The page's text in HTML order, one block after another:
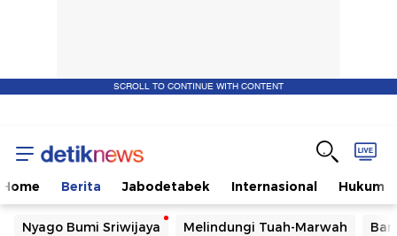
SCROLL TO CONTINUE WITH CONTENT
Home Berita Jabodetabek Internasional Hukum
Nyago Bumi Sriwijaya Melindungi Tuah-Marwah